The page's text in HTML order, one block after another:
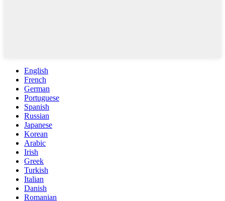
English
French
German
Portuguese
Spanish
Russian
Japanese
Korean
Arabic
Irish
Greek
Turkish
Italian
Danish
Romanian